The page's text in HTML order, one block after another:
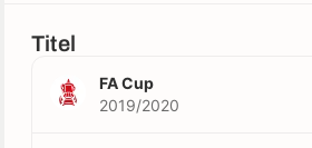
Titel
FA Cup
2019/2020